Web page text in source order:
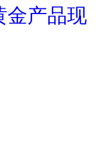
金产品现